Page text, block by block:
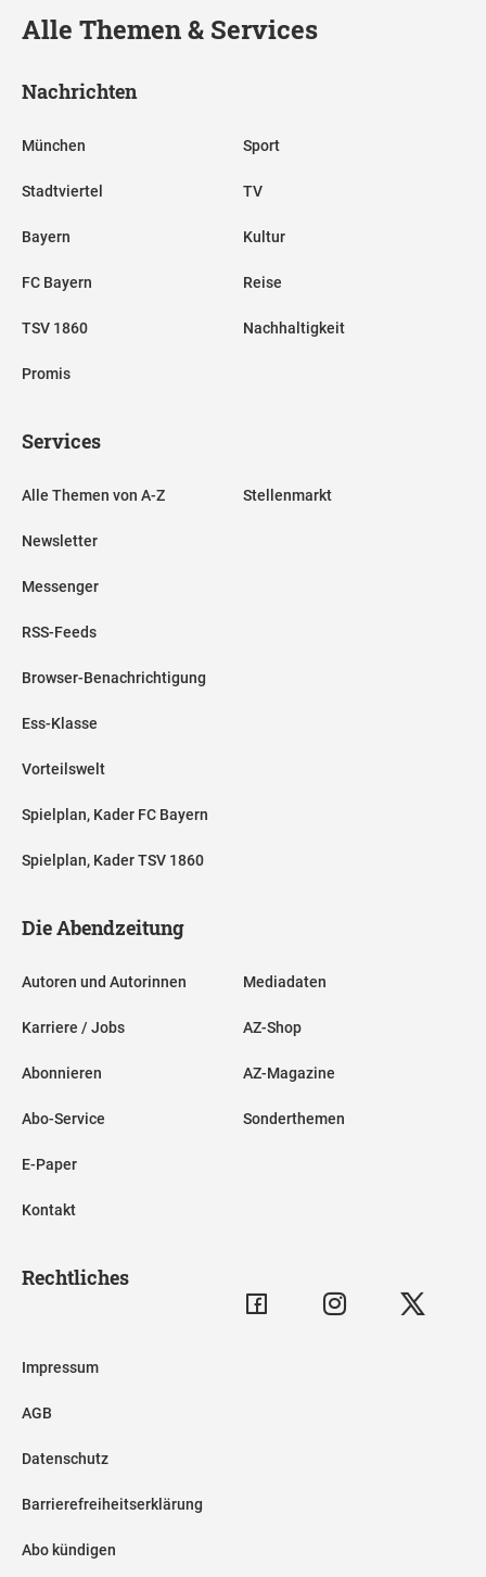
Alle Themen & Services
Nachrichten
München
Stadtviertel
Bayern
FC Bayern
TSV 1860
Promis
Sport
TV
Kultur
Reise
Nachhaltigkeit
Services
Alle Themen von A-Z
Newsletter
Messenger
RSS-Feeds
Browser-Benachrichtigung
Ess-Klasse
Vorteilswelt
Spielplan, Kader FC Bayern
Spielplan, Kader TSV 1860
Stellenmarkt
Die Abendzeitung
Autoren und Autorinnen
Karriere / Jobs
Abonnieren
Abo-Service
E-Paper
Kontakt
Mediadaten
AZ-Shop
AZ-Magazine
Sonderthemen
Rechtliches
Impressum
AGB
Datenschutz
Barrierefreiheitserklärung
Abo kündigen